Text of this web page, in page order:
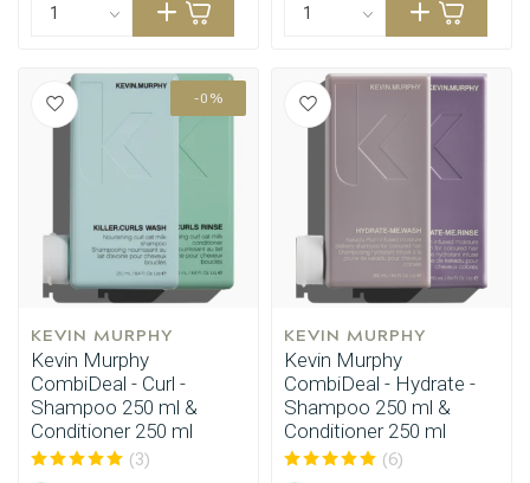
Haarstyling Haarkleuring
-0%
KEVIN MURPHY
Kevin Murphy
CombiDeal - Curl -
Shampoo 250 ml &
Conditioner 250 ml
(3)
KEVIN MURPHY
Kevin Murphy
CombiDeal - Hydrate -
Shampoo 250 ml &
Conditioner 250 ml
(6)